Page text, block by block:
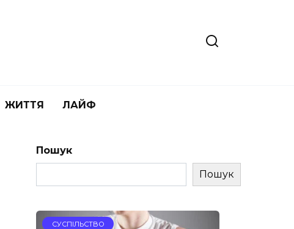
ЖИТТЯ ЛАЙФ
Пошук
Пошук
СУСПІЛЬСТВО